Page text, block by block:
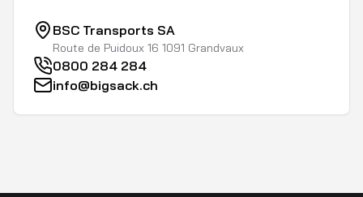
BSC Transports SA
Route de Puidoux 16 1091 Grandvaux
0800 284 284
info@bigsack.ch